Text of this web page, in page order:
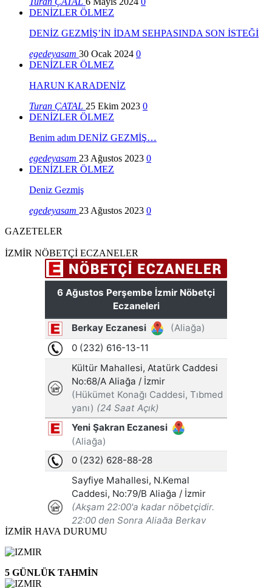
DENİZLER ÖLMEZ
DENİZ GEZMİŞ’İN İDAM SEHPASINDA SON İSTEĞİ
egedeyasam 30 Ocak 2024 0
DENİZLER ÖLMEZ
HARUN KARADENİZ
Turan ÇATAL 25 Ekim 2023 0
DENİZLER ÖLMEZ
Benim adım DENİZ GEZMİŞ…
egedeyasam 23 Ağustos 2023 0
DENİZLER ÖLMEZ
Deniz Gezmiş
egedeyasam 23 Ağustos 2023 0
GAZETELER
İZMİR NÖBETÇİ ECZANELER
İZMİR HAVA DURUMU
5 GÜNLÜK TAHMİN